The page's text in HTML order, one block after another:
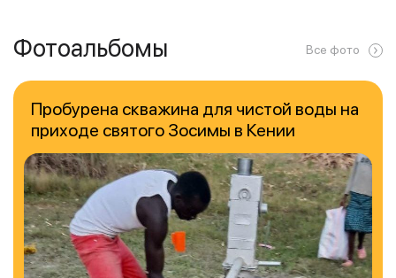
Фотоальбомы Все фото
Пробурена скважина для чистой воды на
приходе святого Зосимы в Кении